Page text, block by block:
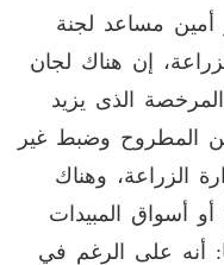
أمين مساعد لجنة
إن هناك لجان
الذى يزيد
للتأكد من المطروح وضبط غير
الزراعة، وهناك
أسواق المبيدات
أنه على الرغم في